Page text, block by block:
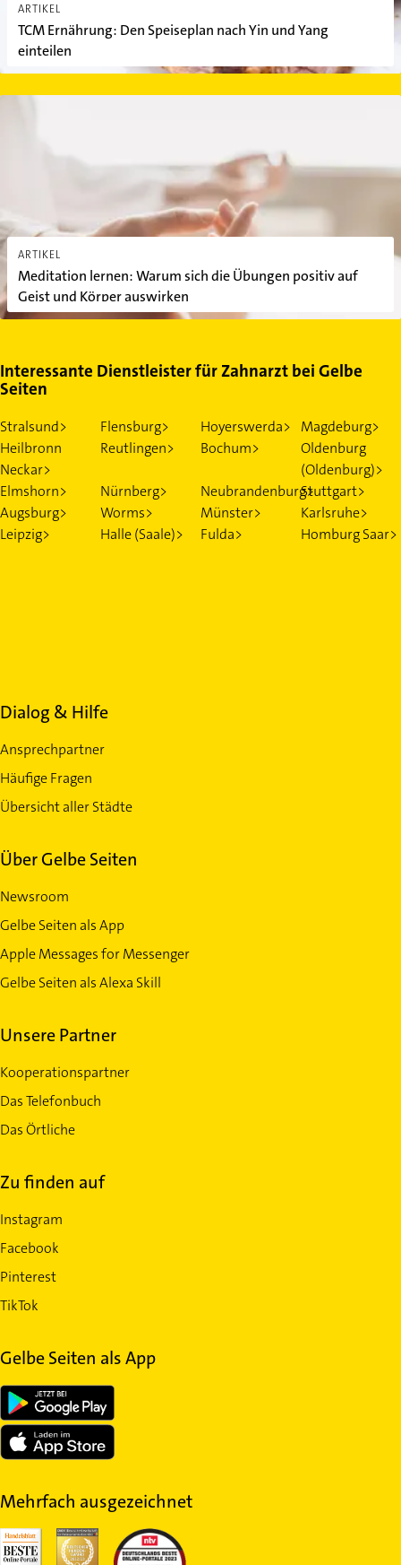
ARTIKEL
TCM Ernährung: Den Speiseplan nach Yin und Yang
einteilen
ARTIKEL
Meditation lernen: Warum sich die Übungen positiv auf
Geist und Körper auswirken
Interessante Dienstleister für Zahnarzt bei Gelbe
Seiten
Stralsund> Flensburg> Hoyerswerda>
Magdeburg>
Heilbronn
Neckar>
Reutlingen> Bochum>
Oldenburg
(Oldenburg)>
Elmshorn>
Nürnberg> Neubrandenburg>Stuttgart>
Augsburg>
Worms> Münster>
Karlsruhe>
Leipzig>
Halle (Saale)> Fulda> Homburg Saar>
Dialog & Hilfe
Ansprechpartner
Häufige Fragen
Übersicht aller Städte
Über Gelbe Seiten
Newsroom
Gelbe Seiten als App
Apple Messages for Messenger
Gelbe Seiten als Alexa Skill
Unsere Partner
Kooperationspartner
Das Telefonbuch
Das Örtliche
Zu finden auf
Instagram
Facebook
Pinterest
TikTok
Gelbe Seiten als App
Mehrfach ausgezeichnet